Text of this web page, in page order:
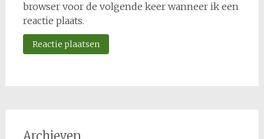
browser voor de volgende keer wanneer ik een
reactie plaats.
Archieven